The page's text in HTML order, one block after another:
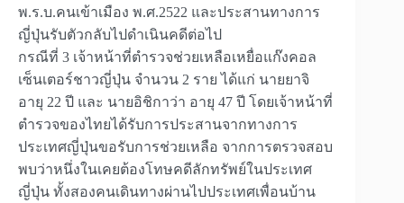
พ.ร.บ.คนเข้าเมือง พ.ศ.2522 และประสานทางการ
ญี่ปุ่นรับตัวกลับไปดำเนินคดีต่อไป
กรณีที่ 3 เจ้าหน้าที่ตำรวจช่วยเหลือเหยื่อแก๊งคอล
เซ็นเตอร์ชาวญี่ปุ่น จำนวน 2 ราย ได้แก่ นายยาจิ
อายุ 22 ปี และ นายอิชิกาว่า อายุ 47 ปี โดยเจ้าหน้าที่
ตำรวจของไทยได้รับการประสานจากทางการ
ประเทศญี่ปุ่นขอรับการช่วยเหลือ จากการตรวจสอบ
พบว่าหนึ่งในเคยต้องโทษคดีลักทรัพย์ในประเทศ
ญี่ปุ่น ทั้งสองคนเดินทางผ่านไปประเทศเพื่อนบ้าน